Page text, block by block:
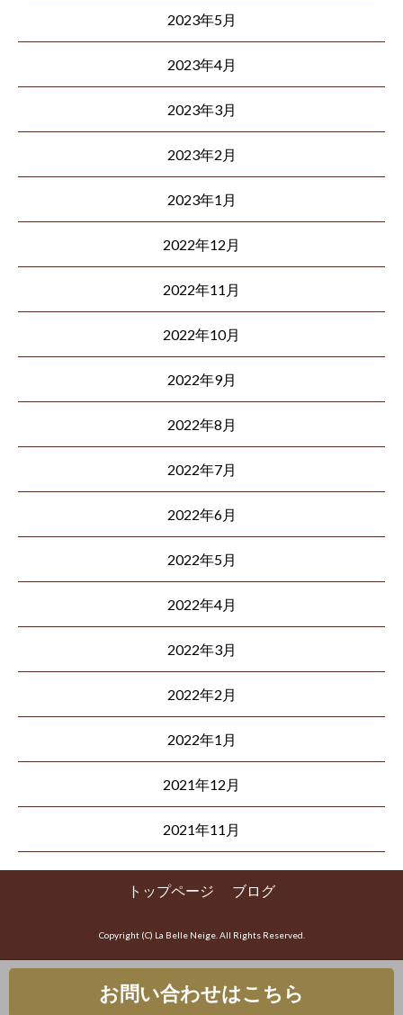
2023年5月
2023年4月
2023年3月
2023年2月
2023年1月
2022年12月
2022年11月
2022年10月
2022年9月
2022年8月
2022年7月
2022年6月
2022年5月
2022年4月
2022年3月
2022年2月
2022年1月
2021年12月
2021年11月
トップページ ブログ
Copyright (C) La Belle Neige. All Rights Reserved.
お問い合わせはこちら